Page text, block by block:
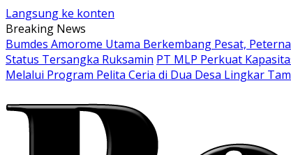
Langsung ke konten
Breaking News
Bumdes Amorome Utama Berkembang Pesat,
Status Tersangka Ruksamin PT MLP Perkuat
Melalui Program Pelita Ceria di Dua Desa Lingkar